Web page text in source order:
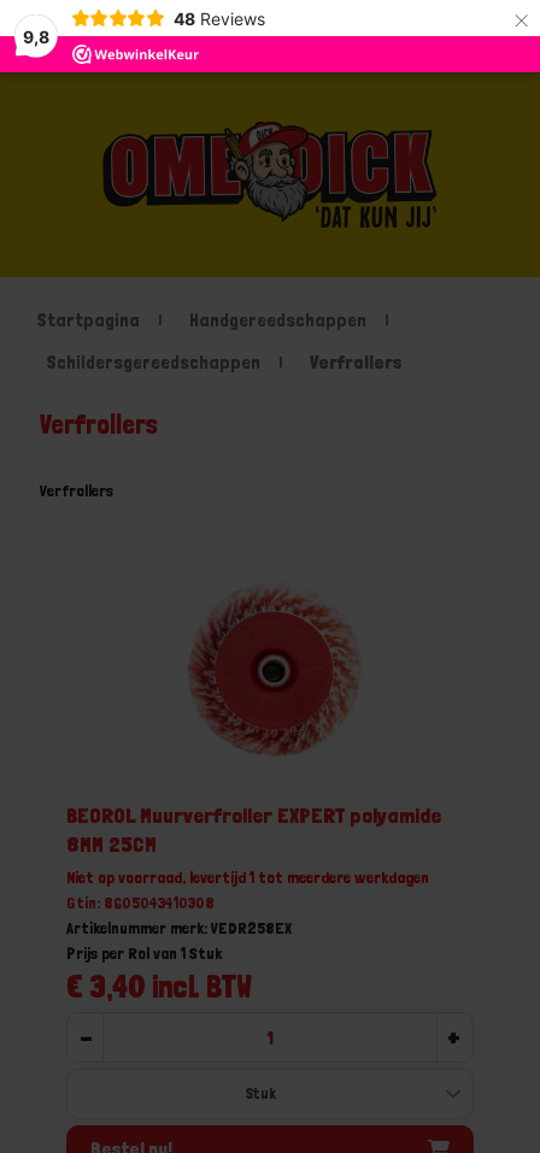
9,8
48 Reviews ×
Startpagina
Handgereedschappen
Schildersgereedschappen
Verfrollers
Verfrollers
Verfrollers
BEOROL Muurverfroller EXPERT polyamide
8MM 25CM
Niet op voorraad, levertijd 1 tot meerdere werkdagen
Gtin: 8605043410308
Artikelnummer merk: VEDR258EX
€ 3,40 incl. BTW
Prijs per Rol van 1 Stuk
- +
Bestel nu!